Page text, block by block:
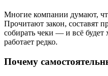
Многие компании думают,
Прочитают закон, составят
собирать чеки — и всё
работает редко.
Почему